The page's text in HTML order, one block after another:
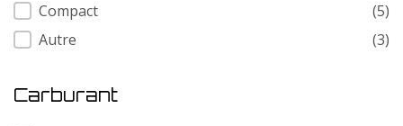
Compact
(5)
Autre
(3)
Carburant